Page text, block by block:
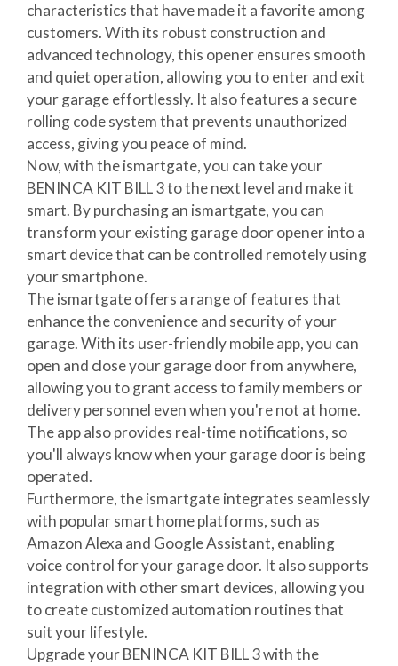
characteristics that have made it a favorite among
customers. With its robust construction and
advanced technology, this opener ensures smooth
and quiet operation, allowing you to enter and exit
your garage effortlessly. It also features a secure
rolling code system that prevents unauthorized
access, giving you peace of mind.
Now, with the ismartgate, you can take your
BENINCA KIT BILL 3 to the next level and make it
smart. By purchasing an ismartgate, you can
transform your existing garage door opener into a
smart device that can be controlled remotely using
your smartphone.
The ismartgate offers a range of features that
enhance the convenience and security of your
garage. With its user-friendly mobile app, you can
open and close your garage door from anywhere,
allowing you to grant access to family members or
delivery personnel even when you're not at home.
The app also provides real-time notifications, so
you'll always know when your garage door is being
operated.
Furthermore, the ismartgate integrates seamlessly
with popular smart home platforms, such as
Amazon Alexa and Google Assistant, enabling
voice control for your garage door. It also supports
integration with other smart devices, allowing you
to create customized automation routines that
suit your lifestyle.
Upgrade your BENINCA KIT BILL 3 with the